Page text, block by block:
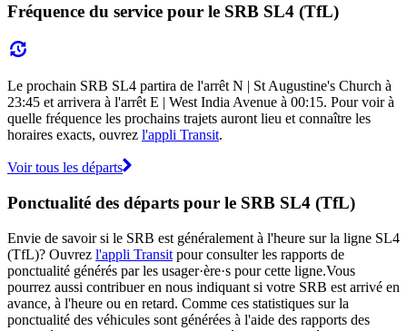
Fréquence du service pour le SRB SL4 (TfL)
Le prochain SRB SL4 partira de l'arrêt N | St Augustine's Church à
23:45 et arrivera à l'arrêt E | West India Avenue à 00:15. Pour voir à
quelle fréquence les prochains trajets auront lieu et connaître les
horaires exacts, ouvrez l'appli Transit.
Voir tous les départs
Ponctualité des départs pour le SRB SL4 (TfL)
Envie de savoir si le SRB est généralement à l'heure sur la ligne SL4
(TfL)? Ouvrez l'appli Transit pour consulter les rapports de
ponctualité générés par les usager·ère·s pour cette ligne.Vous
pourrez aussi contribuer en nous indiquant si votre SRB est arrivé en
avance, à l'heure ou en retard. Comme ces statistiques sur la
ponctualité des véhicules sont générées à l'aide des rapports des